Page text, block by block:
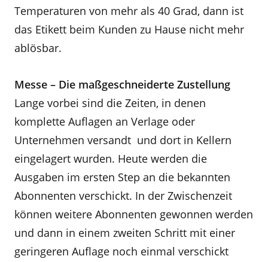
Temperaturen von mehr als 40 Grad, dann ist
das Etikett beim Kunden zu Hause nicht mehr
ablösbar.
Messe – Die maßgeschneiderte Zustellung
Lange vorbei sind die Zeiten, in denen
komplette Auflagen an Verlage oder
Unternehmen versandt und dort in Kellern
eingelagert wurden. Heute werden die
Ausgaben im ersten Step an die bekannten
Abonnenten verschickt. In der Zwischenzeit
können weitere Abonnenten gewonnen werden
und dann in einem zweiten Schritt mit einer
geringeren Auflage noch einmal verschickt